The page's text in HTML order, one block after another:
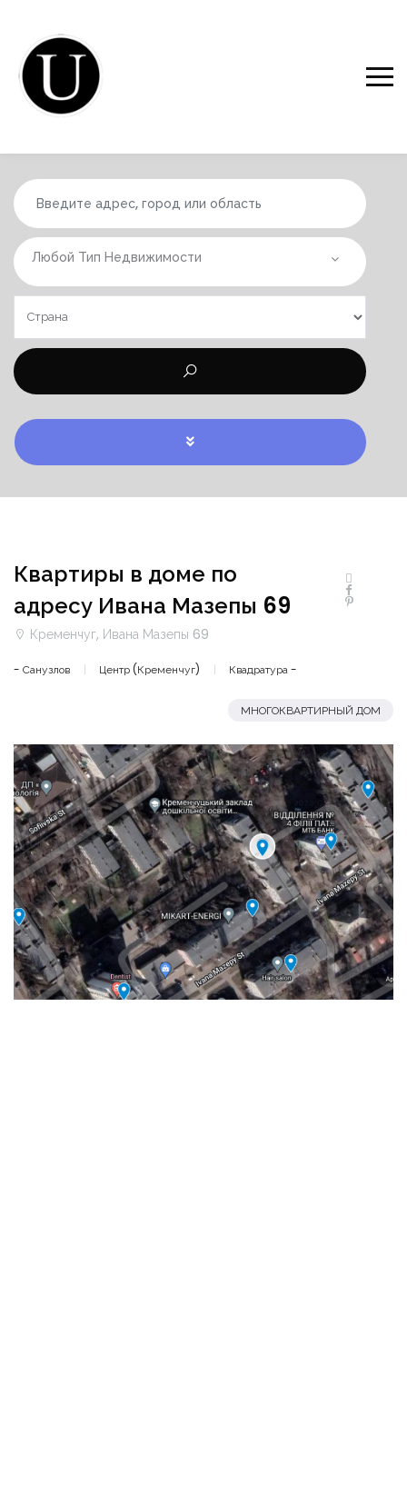
Любой Тип Недвижимости
Квартиры в доме по
адресу Ивана Мазепы 69
Кременчуг, Ивана Мазепы 69
- Санузлов Центр (Кременчуг) Квадратура -
МНОГОКВАРТИРНЫЙ ДОМ